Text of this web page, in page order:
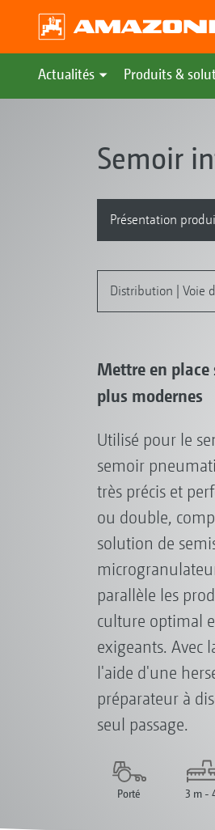
Actualités Produits &
Semoir
Présentation
Distribution | Voie
Mettre en place
plus modernes
Utilisé pour le
semoir
très précis et
ou double,
solution de
parallèle les
culture optimal
exigeants. Avec
l'aide d'une
préparateur à
seul passage.
Porté 3 m -